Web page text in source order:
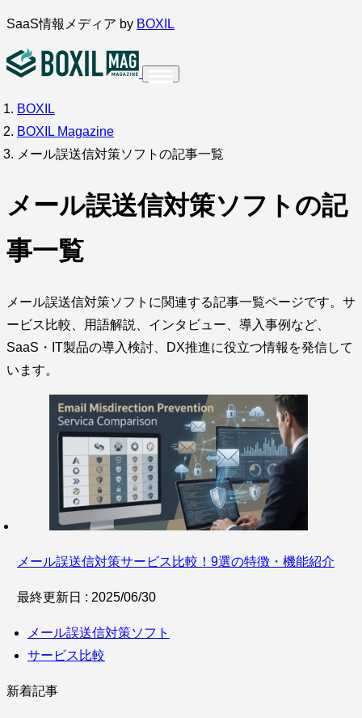
内
を
キ
ッ
プ
SaaS情報メディア by BOXIL
インタビュー
キーワードから探
SaaS情報メディア by
BOXIL
BOXIL Magazine
メール誤送信対策ソフトの記事一覧
メール誤送信対策ソフトの記
事一覧
メール誤送信対策ソフトに関連する記事一覧ページです。サ
ービス比較、用語解説、インタビュー、導入事例など、
SaaS・IT製品の導入検討、DX推進に役立つ情報を発信して
います。
メール誤送信対策サービス比較！9選の特徴・機能紹介
最終更新日 : 2025/06/30
メール誤送信対策ソフト
サービス比較
新着記事